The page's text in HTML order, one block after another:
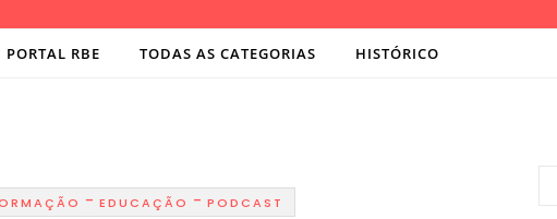
PORTAL RBE TODAS AS CATEGORIAS HISTÓRICO
- EDUCAÇÃO - PODCAST